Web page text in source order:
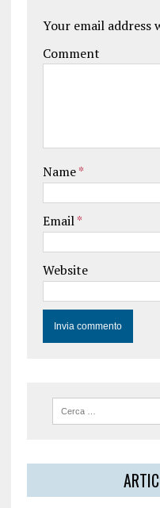
Your email address
Comment
Name*
Email*
Website